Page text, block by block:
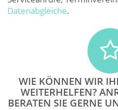
Datenabgleiche.
WIE KÖNNEN WIR
WEITERHELFEN?
BERATEN SIE GERNE